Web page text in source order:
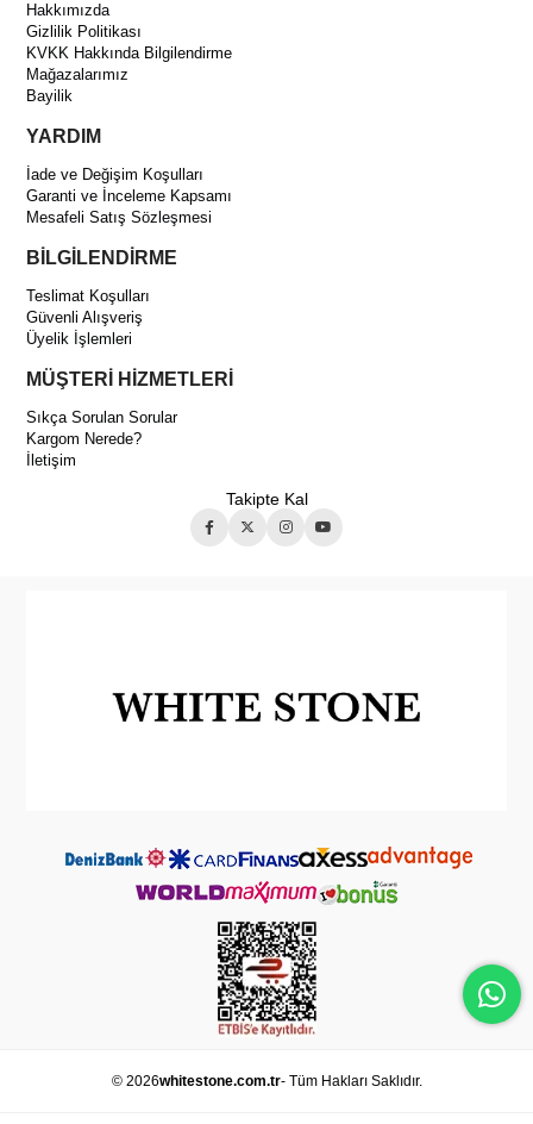
Hakkımızda
Gizlilik Politikası
KVKK Hakkında Bilgilendirme
Mağazalarımız
Bayilik
YARDIM
İade ve Değişim Koşulları
Garanti ve İnceleme Kapsamı
Mesafeli Satış Sözleşmesi
BİLGİLENDİRME
Teslimat Koşulları
Güvenli Alışveriş
Üyelik İşlemleri
MÜŞTERİ HİZMETLERİ
Sıkça Sorulan Sorular
Kargom Nerede?
İletişim
Takipte Kal
© 2026whitestone.com.tr- Tüm Hakları Saklıdır.